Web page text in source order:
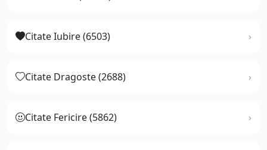
Citate Iubire (6503)
Citate Dragoste (2688)
Citate Fericire (5862)